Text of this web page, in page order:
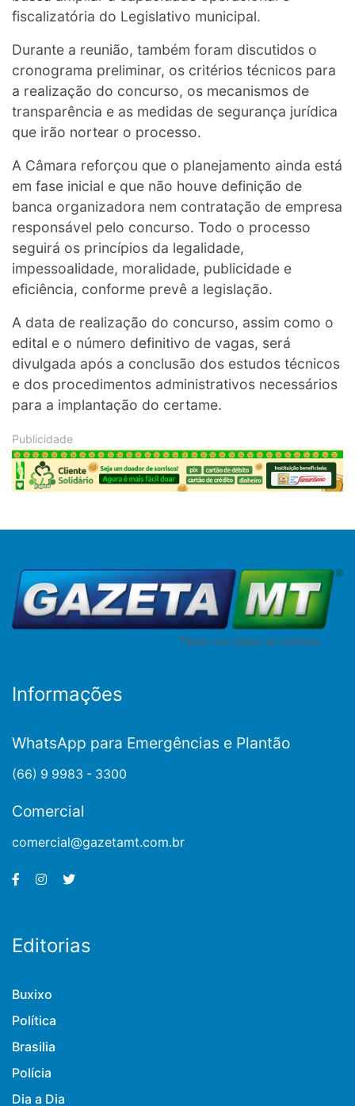
fiscalizatória do Legislativo municipal.
Durante a reunião, também foram discutidos o
cronograma preliminar, os critérios técnicos para
a realização do concurso, os mecanismos de
transparência e as medidas de segurança jurídica
que irão nortear o processo.
A Câmara reforçou que o planejamento ainda está
em fase inicial e que não houve definição de
banca organizadora nem contratação de empresa
responsável pelo concurso. Todo o processo
seguirá os princípios da legalidade,
impessoalidade, moralidade, publicidade e
eficiência, conforme prevê a legislação.
A data de realização do concurso, assim como o
edital e o número definitivo de vagas, será
divulgada após a conclusão dos estudos técnicos
e dos procedimentos administrativos necessários
para a implantação do certame.
Informações
WhatsApp para Emergências e Plantão
(66) 9 9983 - 3300
Comercial
comercial@gazetamt.com.br
Editorias
Buxixo
Política
Brasilia
Polícia
Dia a Dia